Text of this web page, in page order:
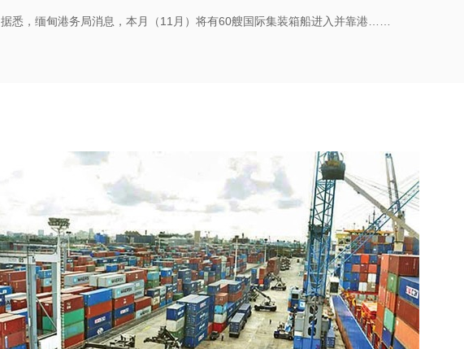
据悉，缅甸港务局消息，本月（11月）将有60艘国际集装箱船进入并靠港……